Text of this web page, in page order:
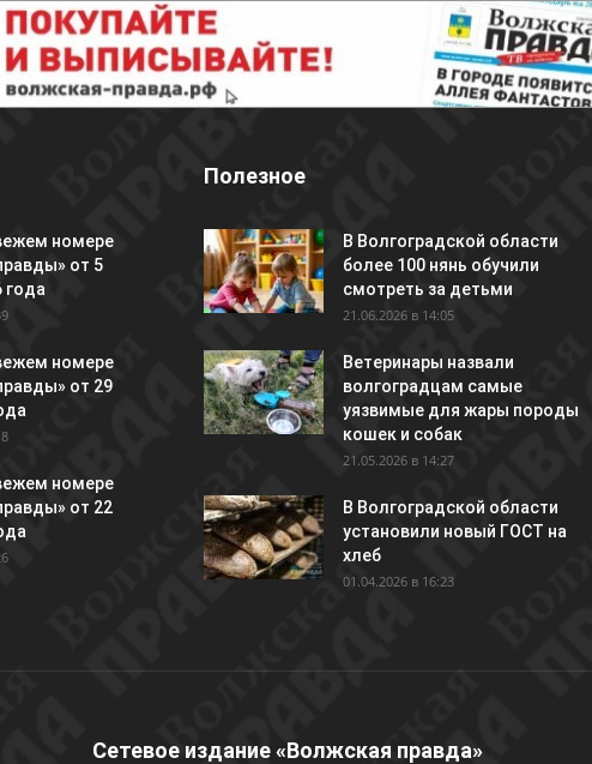
номере
от 5
года
номере
от 29
номере
от 22
Полезное
В Волгоградской области
более 100 нянь обучили
смотреть за детьми
21.06.2026 в 14:05
Ветеринары назвали
волгоградцам самые
уязвимые для жары породы
кошек и собак
21.05.2026 в 14:27
В Волгоградской области
установили новый ГОСТ на
хлеб
01.04.2026 в 16:23
Сетевое издание «Волжская правда»